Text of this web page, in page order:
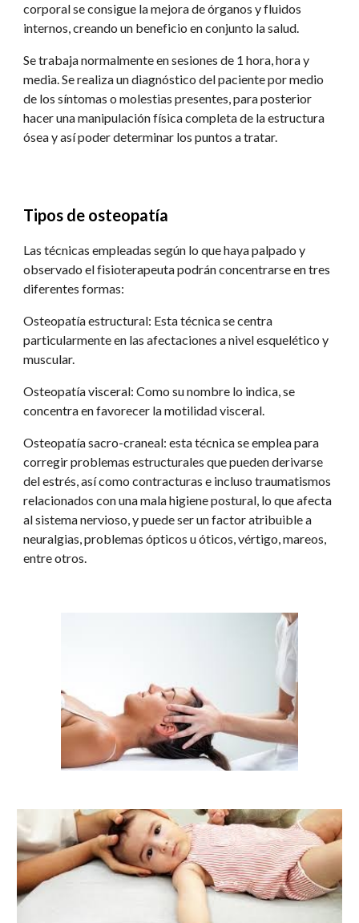
corporal se consigue la mejora de órganos y fluidos
internos, creando un beneficio en conjunto la salud.
Se trabaja normalmente en sesiones de 1 hora, hora y
media. Se realiza un diagnóstico del paciente por medio
de los síntomas o molestias presentes, para posterior
hacer una manipulación física completa de la estructura
ósea y así poder determinar los puntos a tratar.
Tipos de osteopatía
Las técnicas empleadas según lo que haya palpado y
observado el fisioterapeuta podrán concentrarse en tres
diferentes formas:
Osteopatía estructural: Esta técnica se centra
particularmente en las afectaciones a nivel esquelético y
muscular.
Osteopatía visceral: Como su nombre lo indica, se
concentra en favorecer la motilidad visceral.
Osteopatía sacro-craneal: esta técnica se emplea para
corregir problemas estructurales que pueden derivarse
del estrés, así como contracturas e incluso traumatismos
relacionados con una mala higiene postural, lo que afecta
al sistema nervioso, y puede ser un factor atribuible a
neuralgias, problemas ópticos u óticos, vértigo, mareos,
entre otros.